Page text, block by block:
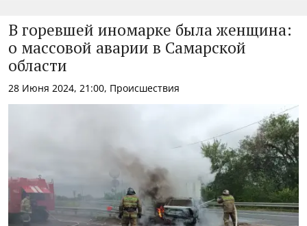
В горевшей иномарке была женщина:
о массовой аварии в Самарской
области
28 Июня 2024, 21:00, Происшествия